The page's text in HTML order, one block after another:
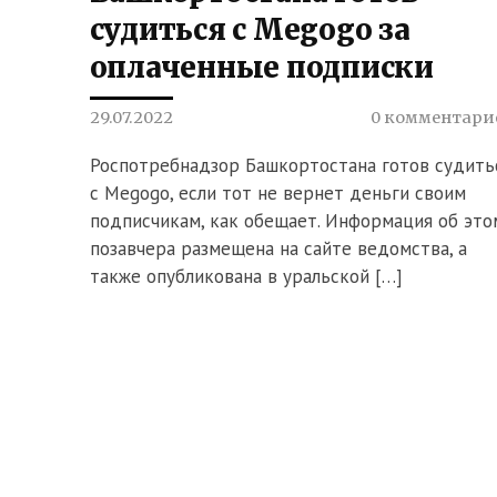
судиться с Megogo за
оплаченные подписки
29.07.2022 0
Роспотребнадзор Башкортостана готов
с Megogo, если тот не вернет деньги своим
подписчикам, как обещает. Информация об
позавчера размещена на сайте ведомства, а
также опубликована в уральской […]